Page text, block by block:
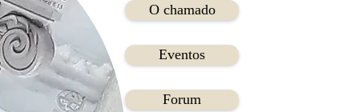
O chamado
Eventos
Forum